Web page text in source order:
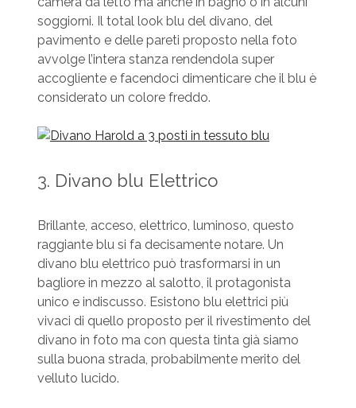
soggiorni. Il total look blu del divano, del
pavimento e delle pareti proposto nella foto
avvolge l’intera stanza rendendola super
accogliente e facendoci dimenticare che il blu è
considerato un colore freddo.
3. Divano blu Elettrico
Brillante, acceso, elettrico, luminoso, questo
raggiante blu si fa decisamente notare. Un
divano blu elettrico può trasformarsi in un
bagliore in mezzo al salotto, il protagonista
unico e indiscusso. Esistono blu elettrici più
vivaci di quello proposto per il rivestimento del
divano in foto ma con questa tinta già siamo
sulla buona strada, probabilmente merito del
velluto lucido.